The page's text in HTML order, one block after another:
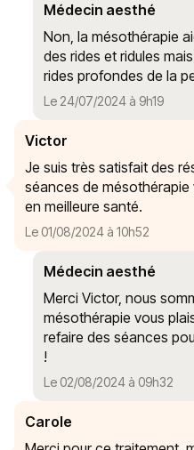
Médecin aesthé
Non, la mésothérapie
des rides et ridules
rides profondes de la
Le 24/07/2024 à 9h19
Victor
Je suis très satisfait des
séances de mésothérapie
en meilleure santé.
Le 01/08/2024 à 10h52
Médecin aesthé
Merci Victor, nous
mésothérapie vous
refaire des séances
!
Le 02/08/2024 à 09h32
Carole